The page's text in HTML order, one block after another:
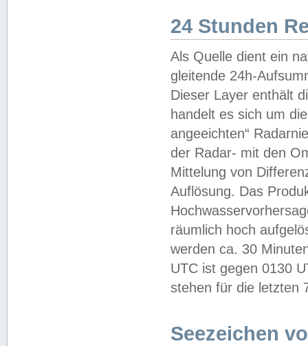
24 Stunden
Als Quelle dient ein
gleitende 24h-
Dieser Layer enthält
handelt es sich um
angeeichten“
der Radar- mit den
Mittelung von
Auflösung. Das
räumlich hoch
werden ca. 30
UTC ist gegen 0130
stehen für die letzten
Seezeichen